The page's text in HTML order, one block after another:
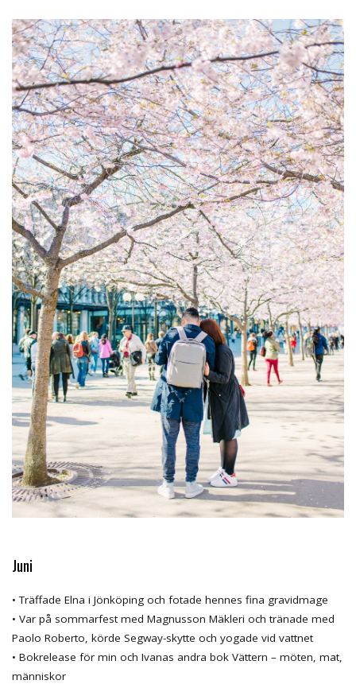
Juni
• Träffade Elna i Jönköping och fotade hennes fina gravidmage
• Var på sommarfest med Magnusson Mäkleri och tränade med
Paolo Roberto, körde Segway-skytte och yogade vid vattnet
• Bokrelease för min och Ivanas andra bok Vättern – möten, mat,
människor